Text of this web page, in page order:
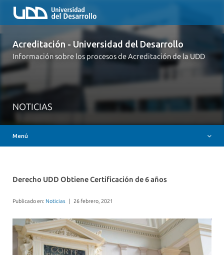
Acreditación - Universidad del Desarrollo
Información sobre los procesos de Acreditación de la UDD
NOTICIAS
Menú
Inicio
Acreditación Institucional
Acreditación Programas de Postgrado
Contacto
Derecho UDD Obtiene Certificación de 6 años
Publicado en: Noticias 26 febrero, 2021